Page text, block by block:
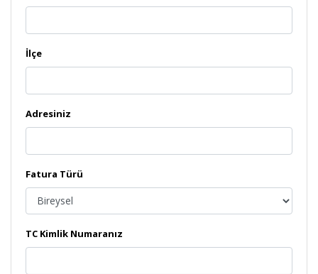
İlçe
Adresiniz
Fatura Türü
TC Kimlik Numaranız